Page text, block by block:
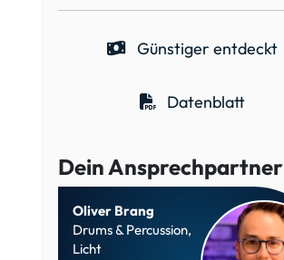
Günstiger entdeckt
Datenblatt
Dein Ansprechpartner
Oliver Brang
Drums & Percussion,
Licht